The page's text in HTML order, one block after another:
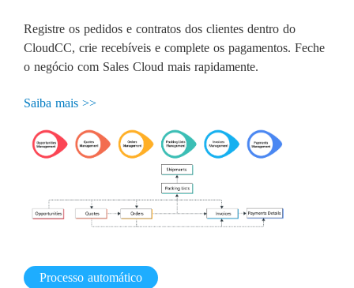
Registre os pedidos e contratos dos clientes dentro do
CloudCC, crie recebíveis e complete os pagamentos. Feche
o negócio com Sales Cloud mais rapidamente.
Saiba mais >>
Processo automático